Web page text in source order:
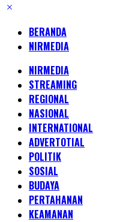
BERANDA
NIRMEDIA
NIRMEDIA
STREAMING
REGIONAL
NASIONAL
INTERNATIONAL
ADVERTOTIAL
POLITIK
SOSIAL
BUDAYA
PERTAHANAN
KEAMANAN